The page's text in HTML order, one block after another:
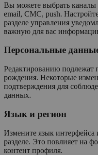
Вы можете выбрать каналы
email, СМС, push.
разделе управления
важную для вас
Персональные
Редактированию подлежат
рождения. Некоторые
подтверждения для
данных.
Язык и регион
Измените язык интерфейса
разделе. Это повлияет на
контент профиля.